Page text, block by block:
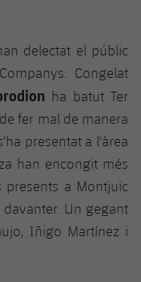
delectat el públic
Congelat
ha batut Ter
fer mal de manera
presentat a l'àrea
han encongit més
presents a Montjuïc
Un gegant
Iñigo Martínez i